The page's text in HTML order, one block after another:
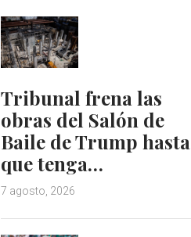
Tribunal frena las
obras del Salón de
Baile de Trump hasta
que tenga…
7 agosto, 2026